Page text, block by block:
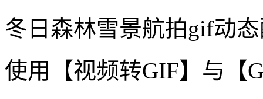
冬日森林雪景航拍gif动
使用【视频转GIF】与【